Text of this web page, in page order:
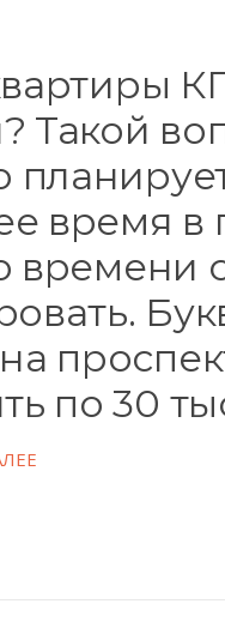
Такой
время в
времени
по 30